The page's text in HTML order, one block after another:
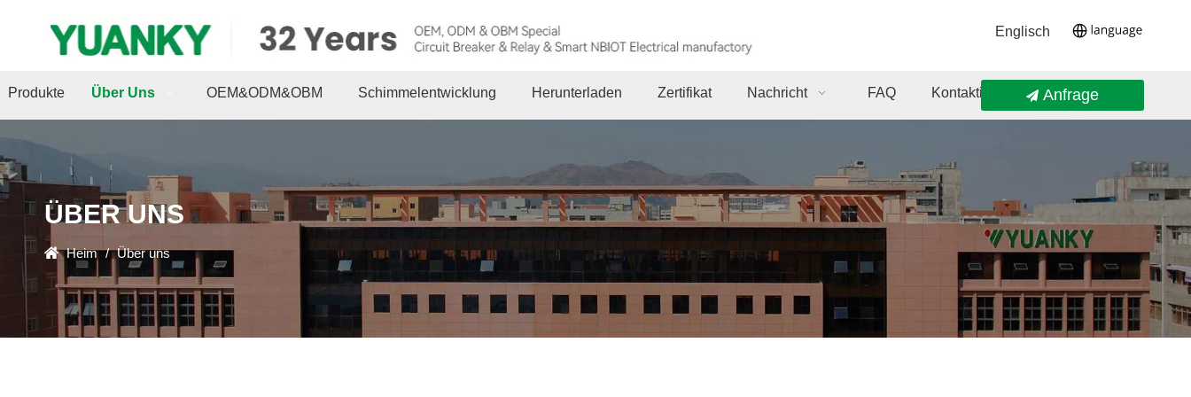
Englisch
Produkte Über Uns OEM&ODM&OBM Schimmelentwicklung Herunterladen Zertifikat Nachricht FAQ Kontaktieren Sie UnsAnfrage
ÜBER UNS
Heim / Über uns